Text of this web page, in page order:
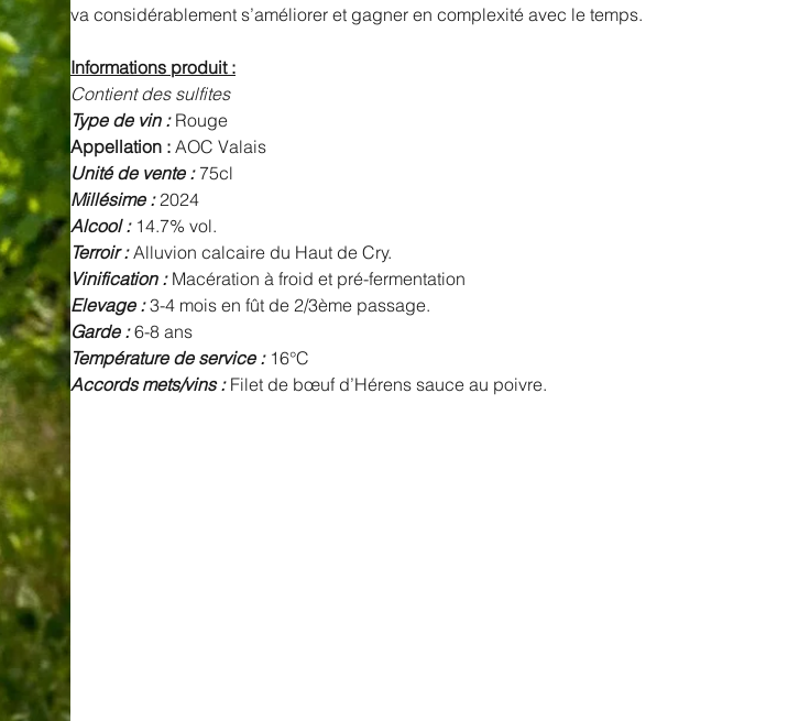
va considérablement s’améliorer et gagner en complexité avec le temps.
Informations produit :
Contient des sulfites
Type de vin :Rouge
Appellation : AOC Valais
Unité de vente :75cl
Millésime :2024
Alcool :14.7% vol.
Terroir :Alluvion calcaire du Haut de Cry.
Vinification :Macération à froid et pré-fermentation
Elevage :3-4 mois en fût de 2/3ème passage.
Garde :6-8 ans
Température de service :16°C
Accords mets/vins :Filet de bœuf d’Hérens sauce au poivre.